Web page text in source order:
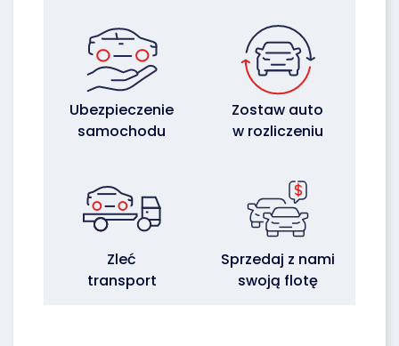
Ubezpieczenie
samochodu
Zostaw auto
w rozliczeniu
Zleć
transport
Sprzedaj z nami
swoją flotę